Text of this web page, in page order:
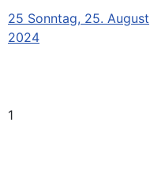
25 Sonntag, 25. August
2024
1